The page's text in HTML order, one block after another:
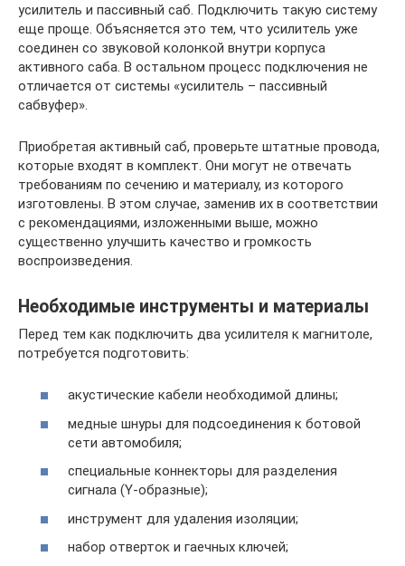
усилитель и пассивный саб. Подключить такую систему
еще проще. Объясняется это тем, что усилитель уже
соединен со звуковой колонкой внутри корпуса
активного саба. В остальном процесс подключения не
отличается от системы «усилитель – пассивный
сабвуфер».
Приобретая активный саб, проверьте штатные провода,
которые входят в комплект. Они могут не отвечать
требованиям по сечению и материалу, из которого
изготовлены. В этом случае, заменив их в соответствии
с рекомендациями, изложенными выше, можно
существенно улучшить качество и громкость
воспроизведения.
Необходимые инструменты и материалы
Перед тем как подключить два усилителя к магнитоле,
потребуется подготовить:
акустические кабели необходимой длины;
медные шнуры для подсоединения к ботовой
сети автомобиля;
специальные коннекторы для разделения
сигнала (Y-образные);
инструмент для удаления изоляции;
набор отверток и гаечных ключей;